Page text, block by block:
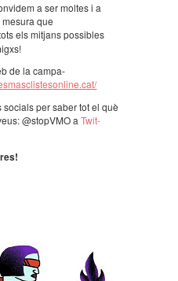
a ser moltes i a
que
els mitjans possi­bles
de la campa­
per saber tot el què
@stopVMO aTwit­